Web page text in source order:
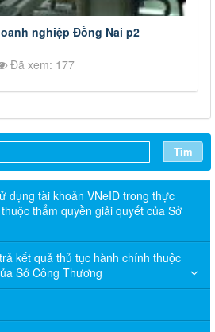
nghiệp Đồng Nai p2
Đã xem: 177
Tìm
dụng tài khoản VNeID trong thực
thẩm quyền giải quyết của Sở
kết quả thủ tục hành chính thuộc
Sở Công Thương